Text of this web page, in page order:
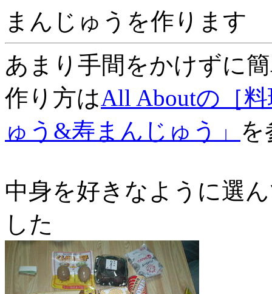
まんじゅうを作ります
あまり手間をかけずに
作り方はAll Aboutの［
ゅう&寿まんじゅう」 を
中身を好きなように選
した